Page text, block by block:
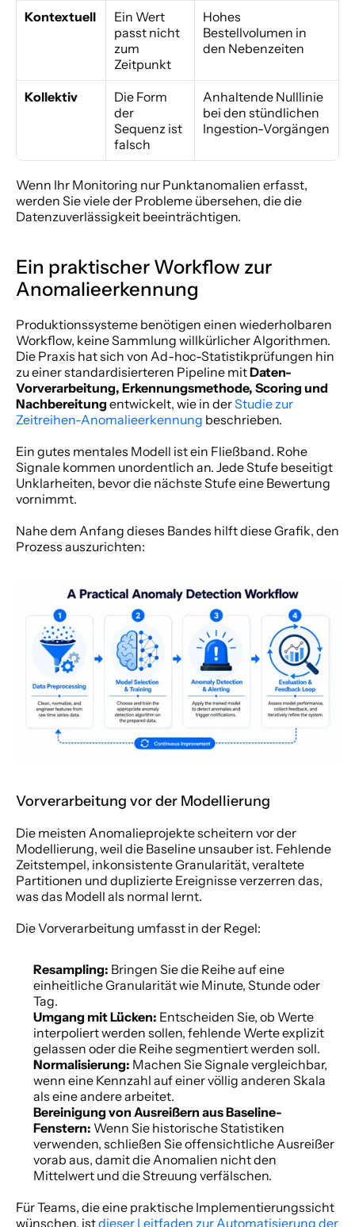
Kontextuell
Ein Wert
passt nicht
zum
Zeitpunkt
Hohes
Bestellvolumen in
den Nebenzeiten
Kollektiv
Die Form
der
Sequenz ist
falsch
Anhaltende Nulllinie
bei den stündlichen
Ingestion-Vorgängen
Wenn Ihr Monitoring nur Punktanomalien erfasst,
werden Sie viele der Probleme übersehen, die die
Datenzuverlässigkeit beeinträchtigen.
Ein praktischer Workflow zur
Anomalieerkennung
Produktionssysteme benötigen einen wiederholbaren
Workflow, keine Sammlung willkürlicher Algorithmen.
Die Praxis hat sich von Ad-hoc-Statistikprüfungen hin
zu einer standardisierteren Pipeline mit Daten-
Vorverarbeitung, Erkennungsmethode, Scoring und
Nachbereitung entwickelt, wie in der Studie zur
Zeitreihen-Anomalieerkennung beschrieben.
Ein gutes mentales Modell ist ein Fließband. Rohe
Signale kommen unordentlich an. Jede Stufe beseitigt
Unklarheiten, bevor die nächste Stufe eine Bewertung
vornimmt.
Nahe dem Anfang dieses Bandes hilft diese Grafik, den
Prozess auszurichten:
Vorverarbeitung vor der Modellierung
Die meisten Anomalieprojekte scheitern vor der
Modellierung, weil die Baseline unsauber ist. Fehlende
Zeitstempel, inkonsistente Granularität, veraltete
Partitionen und duplizierte Ereignisse verzerren das,
was das Modell als normal lernt.
Die Vorverarbeitung umfasst in der Regel:
Resampling: Bringen Sie die Reihe auf eine
einheitliche Granularität wie Minute, Stunde oder
Tag.
Umgang mit Lücken: Entscheiden Sie, ob Werte
interpoliert werden sollen, fehlende Werte explizit
gelassen oder die Reihe segmentiert werden soll.
Normalisierung: Machen Sie Signale vergleichbar,
wenn eine Kennzahl auf einer völlig anderen Skala
als eine andere arbeitet.
Bereinigung von Ausreißern aus Baseline-
Fenstern: Wenn Sie historische Statistiken
verwenden, schließen Sie offensichtliche Ausreißer
vorab aus, damit die Anomalien nicht den
Mittelwert und die Streuung verfälschen.
Für Teams, die eine praktische Implementierungssicht
wünschen, ist dieser Leitfaden zur Automatisierung der